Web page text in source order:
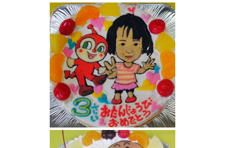
ドキンちゃんとコキンちゃんのイラストケー
キ
似顔絵ケーキ、ドキンチャンと